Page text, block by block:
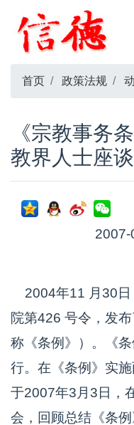
首页 政策法规
《宗教事务
教界人士座
2007-
2004年11 月30日
院第426 号令，发
称《条例》）。《
行。在《条例》实
于2007年3月3日，
会，回顾总结《条